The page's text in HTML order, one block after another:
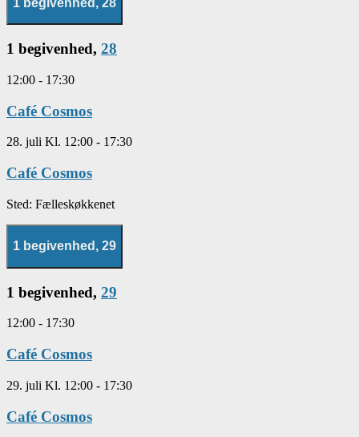
1 begivenhed, 28
12:00 - 17:30
Café Cosmos
28. juli Kl. 12:00 - 17:30
Café Cosmos
Sted: Fælleskøkkenet
1 begivenhed, 29
1 begivenhed, 29
12:00 - 17:30
Café Cosmos
29. juli Kl. 12:00 - 17:30
Café Cosmos